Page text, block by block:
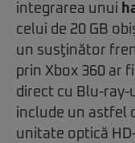
integrarea unui
celui de 20 GB
un susţinător
prin Xbox 360 ar
direct cu Blu-ray-
include un astfel
unitate optică